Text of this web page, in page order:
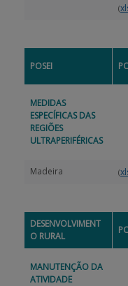
(
POSEI
MEDIDAS
ESPECÍFICAS DAS
REGIÕES
ULTRAPERIFÉRICAS
Madeira (
DESENVOLVIMENT
O RURAL
MANUTENÇÃO DA
ATIVIDADE